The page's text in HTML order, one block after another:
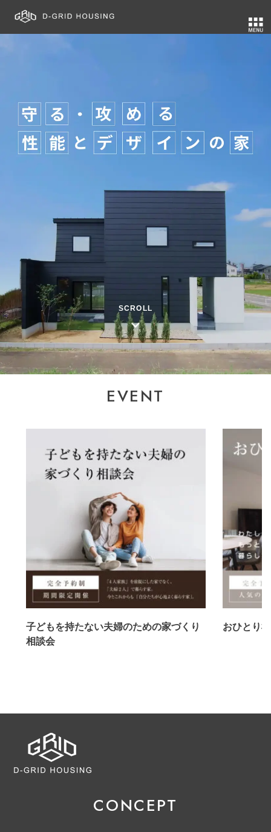
SCROLL
EVENT
子どもを持たない夫婦のための家づくり
相談会
おひとり
CONCEPT